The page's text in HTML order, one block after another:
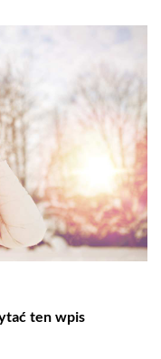
ten wpis